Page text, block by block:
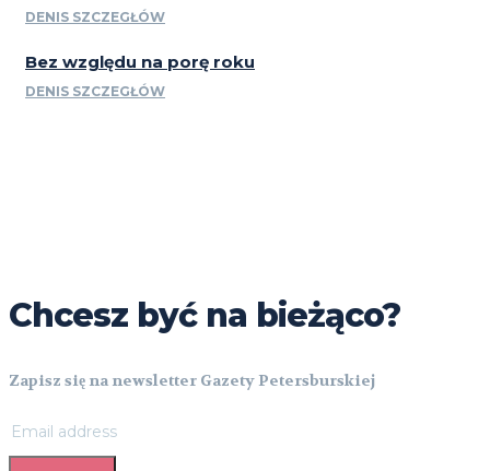
DENIS SZCZEGŁÓW
Bez względu na porę roku
DENIS SZCZEGŁÓW
Chcesz być na bieżąco?
Zapisz się na newsletter Gazety Petersburskiej